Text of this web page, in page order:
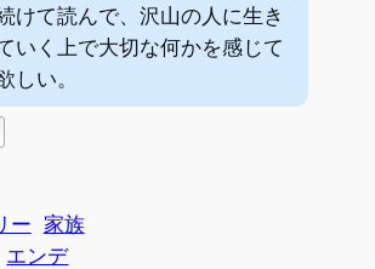
けて読んで、沢山の人に生き
いく上で大切な何かを感じて
しい。
ー 家族
エンデ